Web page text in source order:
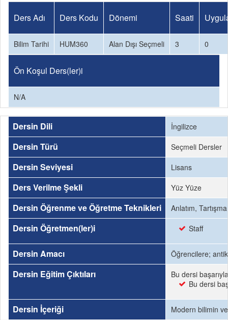
Ders Adı Ders Kodu Dönemi Saati
Bilim Tarihi HUM360 Alan Dışı Seçmeli 3 0
Ön Koşul Ders(ler)i
N/A
Dersin Dili İngilizce
Dersin Türü Seçmeli Dersler
Dersin Seviyesi Lisans
Ders Verilme Şekli Yüz Yüze
Dersin Öğrenme ve Öğretme Teknikleri Anlatım,
Dersin Öğretmen(ler)i Staff
Dersin Amacı Öğrencilere;
Dersin Eğitim Çıktıları
Bu dersi
Bu dersi
Dersin İçeriği Modern bilimin